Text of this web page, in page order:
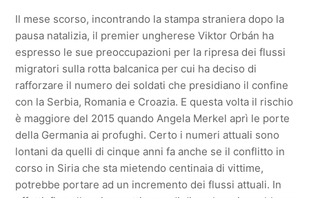
Il mese scorso, incontrando la stampa straniera dopo la
pausa natalizia, il premier ungherese Viktor Orbán ha
espresso le sue preoccupazioni per la ripresa dei flussi
migratori sulla rotta balcanica per cui ha deciso di
rafforzare il numero dei soldati che presidiano il confine
con la Serbia, Romania e Croazia. E questa volta il rischio
è maggiore del 2015 quando Angela Merkel aprì le porte
della Germania ai profughi. Certo i numeri attuali sono
lontani da quelli di cinque anni fa anche se il conflitto in
corso in Siria che sta mietendo centinaia di vittime,
potrebbe portare ad un incremento dei flussi attuali. In